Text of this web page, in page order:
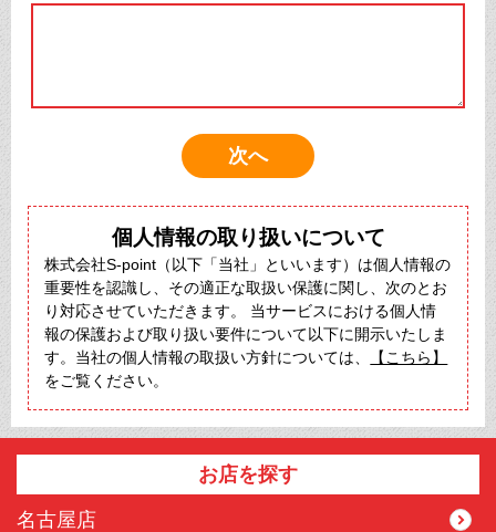
個人情報の取り扱いについて
株式会社S-point（以下「当社」といいます）は個人情報の
重要性を認識し、その適正な取扱い保護に関し、次のとお
り対応させていただきます。 当サービスにおける個人情
報の保護および取り扱い要件について以下に開示いたしま
す。当社の個人情報の取扱い方針については、
【こちら】
をご覧ください。
お店を探す
名古屋店